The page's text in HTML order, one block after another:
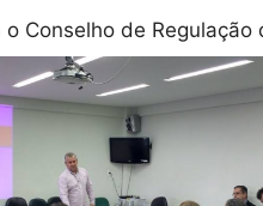
o Conselho de